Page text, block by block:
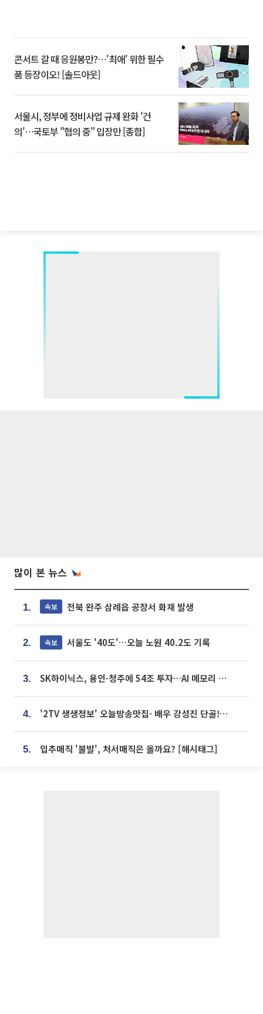
콘서트 갈 때 응원봉만?⋯'최애' 위한 필수
품 등장이오! [솔드아웃]
서울시, 정부에 정비사업 규제 완화 '건
의'⋯국토부 "협의 중" 입장만 [종합]
많이 본 뉴스
1. 속보 전북 완주 삼례읍 공장서 화재 발생
2. 속보 서울도 '40도'…오늘 노원 40.2도 기록
3. SK하이닉스, 용인·청주에 54조 투자…AI 메모리 생산기지 키운다
4. '2TV 생생정보' 오늘방송맛집- 배우 강성진 단골! 쌀국수ㆍ푸팟퐁 커리 맛집 '블○○○'
5. 입추매직 '불발', 처서매직은 올까요? [해시태그]